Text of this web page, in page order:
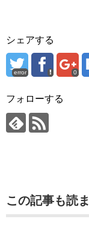
シェアする
error 0
フォローする
この記事も読